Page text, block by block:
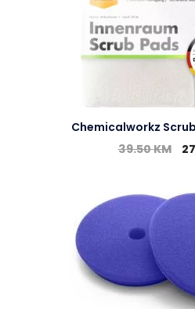
Chemicalworkz
39.50KM